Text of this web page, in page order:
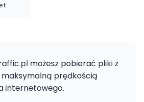
możesz pobierać pliki z
maksymalną prędkością
internetowego.